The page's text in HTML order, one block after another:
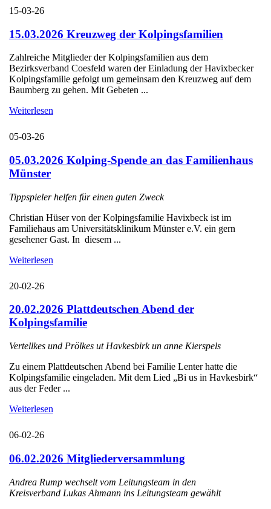
15-03-26
15.03.2026 Kreuzweg der Kolpingsfamilien
Zahlreiche Mitglieder der Kolpingsfamilien aus dem
Bezirksverband Coesfeld waren der Einladung der Havixbecker
Kolpingsfamilie gefolgt um gemeinsam den Kreuzweg auf dem
Baumberg zu gehen. Mit Gebeten ...
Weiterlesen
05-03-26
05.03.2026 Kolping-Spende an das Familienhaus
Münster
Tippspieler helfen für einen guten Zweck
Christian Hüser von der Kolpingsfamilie Havixbeck ist im
Familiehaus am Universitätsklinikum Münster e.V. ein gern
gesehener Gast. In diesem ...
Weiterlesen
20-02-26
20.02.2026 Plattdeutschen Abend der
Kolpingsfamilie
Vertellkes und Prölkes ut Havkesbirk un anne Kierspels
Zu einem Plattdeutschen Abend bei Familie Lenter hatte die
Kolpingsfamilie eingeladen. Mit dem Lied „Bi us in Havkesbirk“
aus der Feder ...
Weiterlesen
06-02-26
06.02.2026 Mitgliederversammlung
Andrea Rump wechselt vom Leitungsteam in den
Kreisverband Lukas Ahmann ins Leitungsteam gewählt